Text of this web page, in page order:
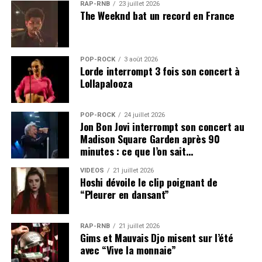
récompensé de l’histoire des Latin Grammy Awards – et
le duo de guitaristes mexicains
Programme du Montreux Jazz
Lab
Sentir les nouvelles tendances, dénicher les grandes
stars de demain et toucher sans cesse de nouveaux
publics, voici les paris que se donne chaque année la
paire de programmateurs du Montreux Jazz Lab. Un
programme explosif et haut en couleur, concocté avec
des notes urbaines, des saveurs pop, des touches indie et
un soupçon d’électro.
Les fans se souviennent encore du mythique passage de
Radiohead à l’Auditorium Stravinski. Dix-neuf ans plus
tard, Thom Yorke et Johnny Greenwood, accompagnés
de Tom Skinner (batteur de Sons of Kemet) reviennent à
RAP-RNB 23 juillet 2026
The Weeknd bat un record en France
POP-ROCK 3 août 2026
Lorde interrompt 3 fois son concert à
Lollapalooza
POP-ROCK 24 juillet 2026
Jon Bon Jovi interrompt son concert au
Madison Square Garden après 90
minutes : ce que l’on sait…
VIDEOS 21 juillet 2026
Hoshi dévoile le clip poignant de
“Pleurer en dansant”
RAP-RNB 21 juillet 2026
Gims et Mauvais Djo misent sur l’été
avec “Vive la monnaie”